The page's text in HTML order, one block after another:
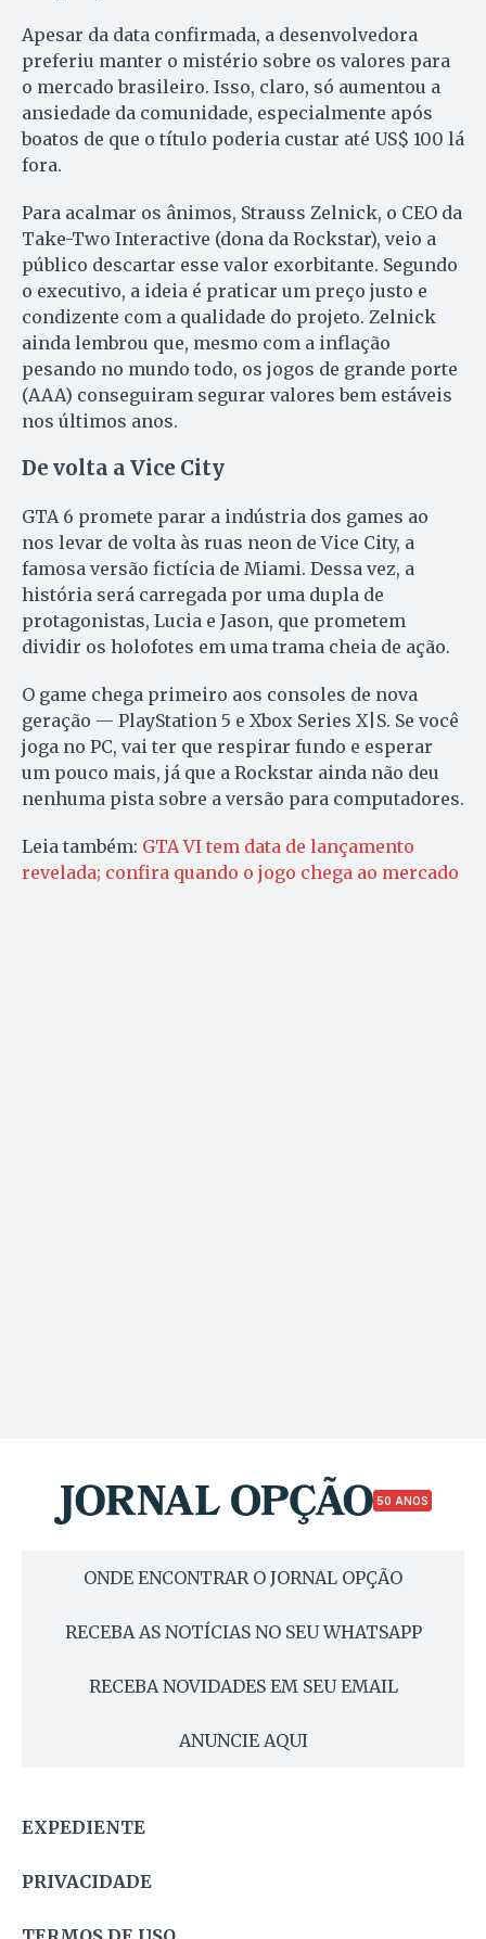
Apesar da data confirmada, a desenvolvedora
preferiu manter o mistério sobre os valores para
o mercado brasileiro. Isso, claro, só aumentou a
ansiedade da comunidade, especialmente após
boatos de que o título poderia custar até US$ 100 lá
fora.
Para acalmar os ânimos, Strauss Zelnick, o CEO da
Take-Two Interactive (dona da Rockstar), veio a
público descartar esse valor exorbitante. Segundo
o executivo, a ideia é praticar um preço justo e
condizente com a qualidade do projeto. Zelnick
ainda lembrou que, mesmo com a inflação
pesando no mundo todo, os jogos de grande porte
(AAA) conseguiram segurar valores bem estáveis
nos últimos anos.
De volta a Vice City
GTA 6 promete parar a indústria dos games ao
nos levar de volta às ruas neon de Vice City, a
famosa versão fictícia de Miami. Dessa vez, a
história será carregada por uma dupla de
protagonistas, Lucia e Jason, que prometem
dividir os holofotes em uma trama cheia de ação.
O game chega primeiro aos consoles de nova
geração — PlayStation 5 e Xbox Series X|S. Se você
joga no PC, vai ter que respirar fundo e esperar
um pouco mais, já que a Rockstar ainda não deu
nenhuma pista sobre a versão para computadores.
Leia também: GTA VI tem data de lançamento
revelada; confira quando o jogo chega ao mercado
50 ANOS
ONDE ENCONTRAR O JORNAL OPÇÃO
RECEBA AS NOTÍCIAS NO SEU WHATSAPP
RECEBA NOVIDADES EM SEU EMAIL
ANUNCIE AQUI
EXPEDIENTE
PRIVACIDADE